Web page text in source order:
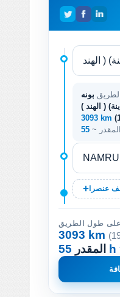
بونه
3093 km
المقدر ~
عنصرا
على طول الطريق
3093 km
المقدر